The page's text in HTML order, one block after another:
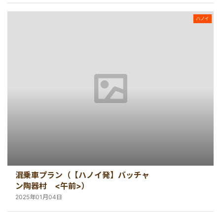
ハノイ
混乗車プラン（【ハノイ発】バッチャ
ン陶器村 <午前>）
2025年01月04日